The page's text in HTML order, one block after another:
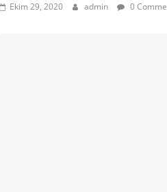
Ekim 29, 2020 admin 0